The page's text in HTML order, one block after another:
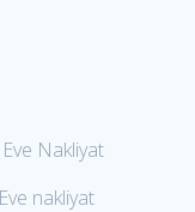
Nakliyat
nakliyat